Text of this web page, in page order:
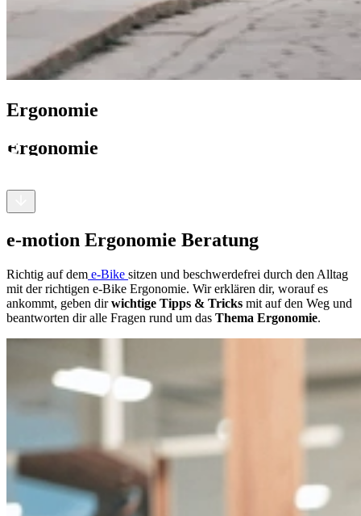
Ergonomie
Ergonomie
e-motion Ergonomie Beratung
Richtig auf dem e-Bike sitzen und beschwerdefrei durch den Alltag
mit der richtigen e-Bike Ergonomie. Wir erklären dir, worauf es
ankommt, geben dirwichtige Tipps & Tricks mit auf den Weg und
beantworten dir alle Fragen rund um das Thema Ergonomie.